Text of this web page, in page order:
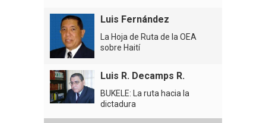
Luis Fernández
La Hoja de Ruta de la OEA
sobre Haití
Luis R. Decamps R.
BUKELE: La ruta hacia la
dictadura